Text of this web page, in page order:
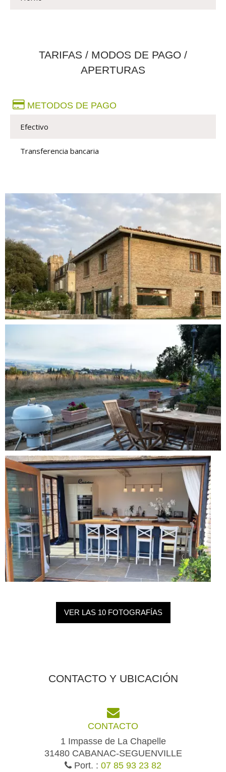
TARIFAS / MODOS DE PAGO /
APERTURAS
METODOS DE PAGO
Efectivo
Transferencia bancaria
VER LAS 10 FOTOGRAFÍAS
CONTACTO Y UBICACIÓN
CONTACTO
1 Impasse de La Chapelle
31480 CABANAC-SEGUENVILLE
Port. : 07 85 93 23 82